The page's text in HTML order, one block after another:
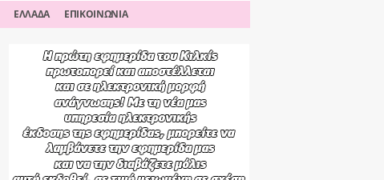
ΕΛΛΑΔΑ ΕΠΙΚΟΙΝΩΝΙΑ